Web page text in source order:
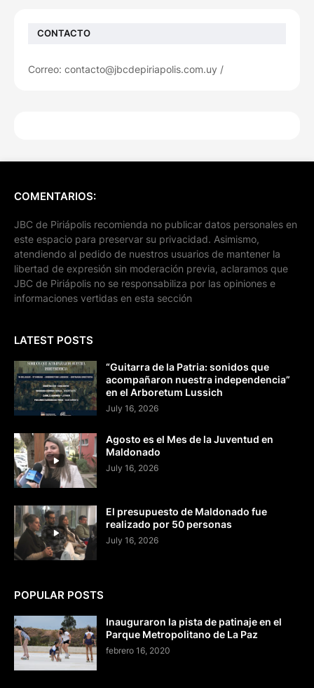
CONTACTO
Correo: contacto@jbcdepiriapolis.com.uy /
COMENTARIOS:
JBC de Piriápolis recomienda no publicar datos personales en
este espacio para preservar su privacidad. Asimismo,
atendiendo al pedido de nuestros usuarios de mantener la
libertad de expresión sin moderación previa, aclaramos que
JBC de Piriápolis no se responsabiliza por las opiniones e
informaciones vertidas en esta sección
LATEST POSTS
“Guitarra de la Patria: sonidos que
acompañaron nuestra independencia”
en el Arboretum Lussich
July 16, 2026
Agosto es el Mes de la Juventud en
Maldonado
July 16, 2026
El presupuesto de Maldonado fue
realizado por 50 personas
July 16, 2026
POPULAR POSTS
Inauguraron la pista de patinaje en el
Parque Metropolitano de La Paz
febrero 16, 2020